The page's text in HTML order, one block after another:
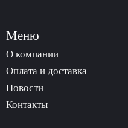
Меню
О компании
Оплата и доставка
Новости
Контакты